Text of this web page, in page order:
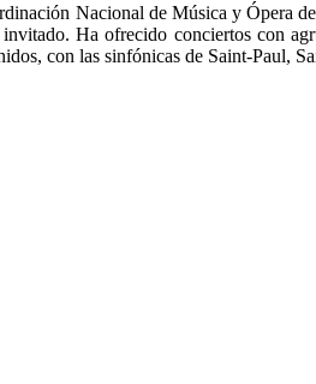
Nacional de Música y Ópera
Ha ofrecido conciertos con
con las sinfónicas de Saint-Paul,